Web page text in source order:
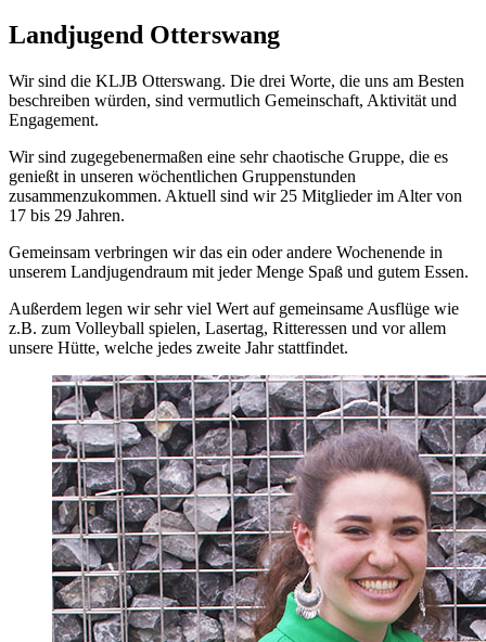
Landjugend Otterswang
Wir sind die KLJB Otterswang. Die drei Worte, die uns am Besten
beschreiben würden, sind vermutlich Gemeinschaft, Aktivität und
Engagement.
Wir sind zugegebenermaßen eine sehr chaotische Gruppe, die es
genießt in unseren wöchentlichen Gruppenstunden
zusammenzukommen. Aktuell sind wir 25 Mitglieder im Alter von
17 bis 29 Jahren.
Gemeinsam verbringen wir das ein oder andere Wochenende in
unserem Landjugendraum mit jeder Menge Spaß und gutem Essen.
Außerdem legen wir sehr viel Wert auf gemeinsame Ausflüge wie
z.B. zum Volleyball spielen, Lasertag, Ritteressen und vor allem
unsere Hütte, welche jedes zweite Jahr stattfindet.